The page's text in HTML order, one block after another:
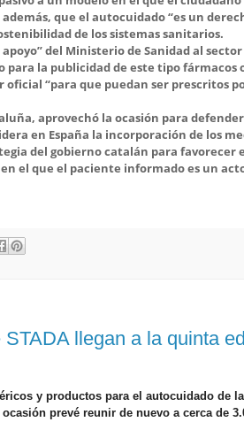
que el autocuidado “es un
de los sistemas sanitarios.
del Ministerio de Sanidad al
la publicidad de este tipo fármacos
“para que puedan ser prescritos
aprovechó la ocasión para
en España la incorporación de los
del gobierno catalán para favorecer
el que el paciente informado es un
llegan a la quinta
y productos para el autocuidado de
prevé reunir de nuevo a cerca de